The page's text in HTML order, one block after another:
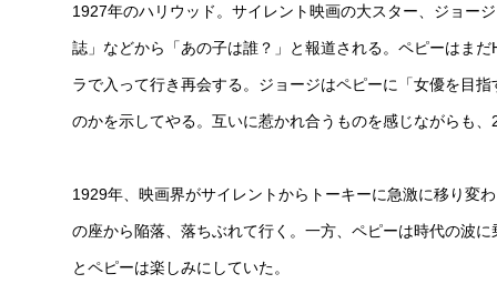
1927年のハリウッド。サイレント映画の大スター、ジョー
誌」などから「あの子は誰？」と報道される。ペピーはま
ラで入って行き再会する。ジョージはペピーに「女優を目
のかを示してやる。互いに惹かれ合うものを感じながらも
1929年、映画界がサイレントからトーキーに急激に移り変
の座から陥落、落ちぶれて行く。一方、ペピーは時代の波
とペピーは楽しみにしていた。